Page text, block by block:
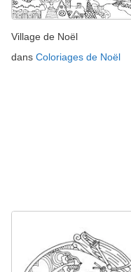
Village de Noël
dans Coloriages de Noël